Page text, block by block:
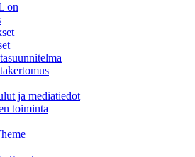
on
ja mediatiedot
toiminta